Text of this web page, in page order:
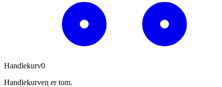
Handlekurv0
Handlekurven er tom.